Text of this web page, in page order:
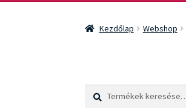
Kezdőlap Webshop
Keresés
Keresés